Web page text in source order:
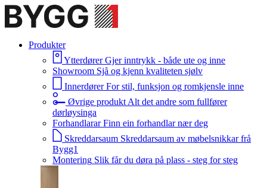
Produkter
Ytterdører Gjer inntrykk - både ute og inne
Showroom Sjå og kjenn kvaliteten sjølv
Innerdører For stil, funksjon og romkjensle inne
Øvrige produkt Alt det andre som fullfører
dørløysinga
Forhandlarar Finn ein forhandlar nær deg
Skreddarsaum Skreddarsaum av møbelsnikkar frå
Bygg1
Montering Slik får du døra på plass - steg for steg